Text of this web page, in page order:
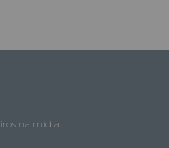
na mídia.